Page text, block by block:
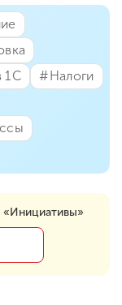
1С
#⁣Налоги